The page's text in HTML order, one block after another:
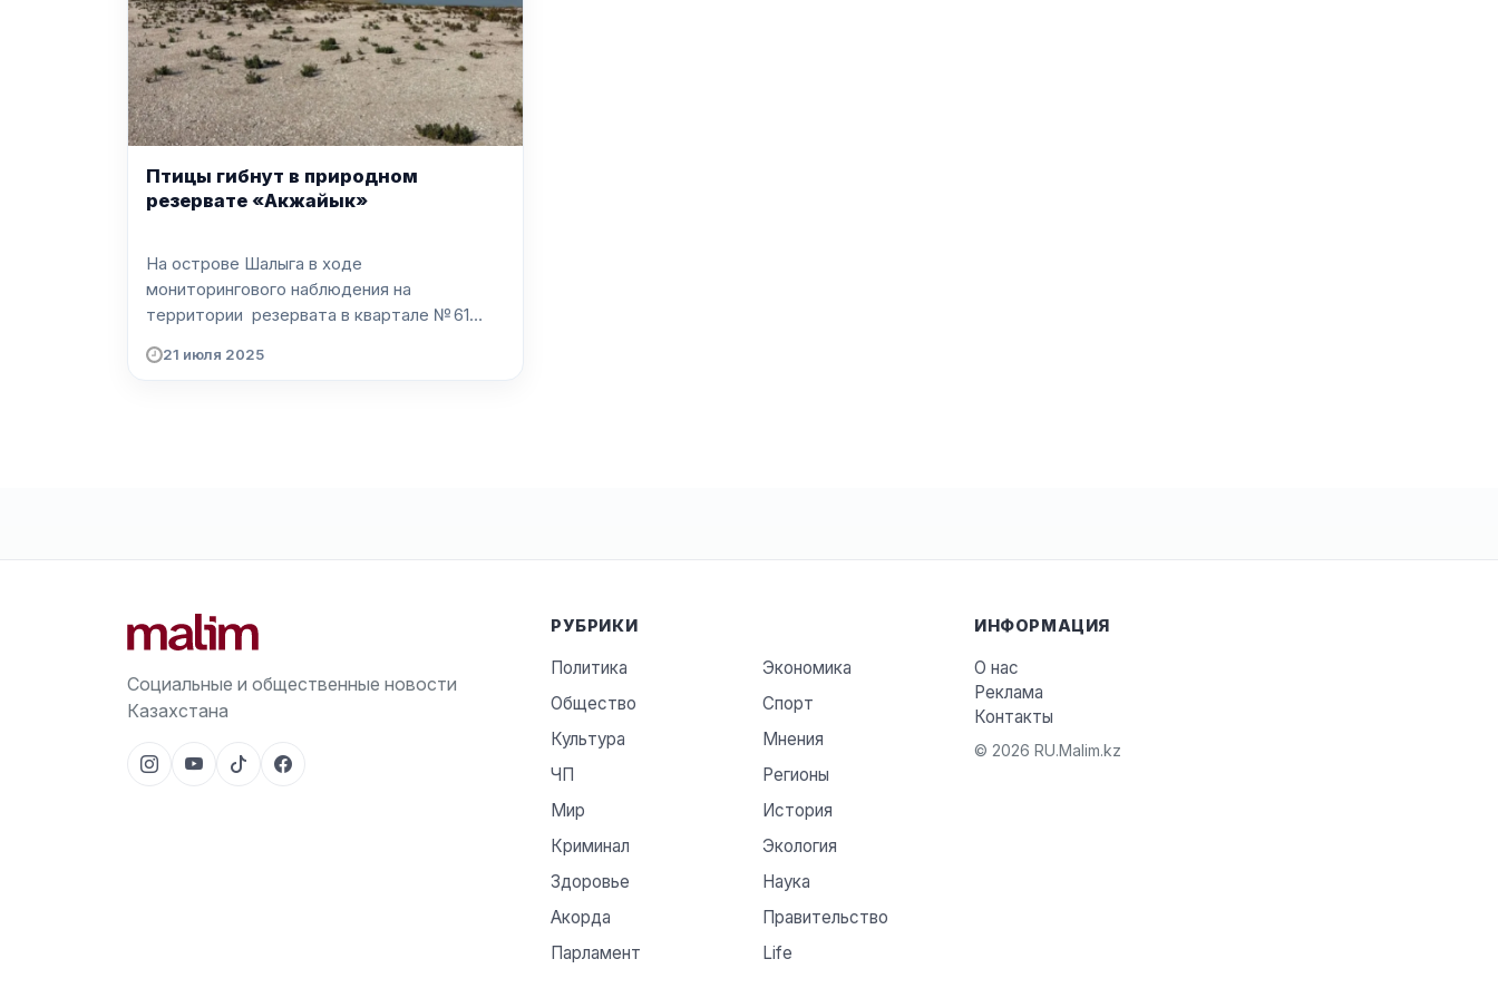
Птицы гибнут в природном
резервате «Акжайык»
На острове Шалыга в ходе
мониторингового наблюдения на
территории резервата в квартале № 61
21 июля 2025
Социальные и общественные новости
Казахстана
РУБРИКИ
Политика
Экономика
Общество
Спорт
Культура
Мнения
ЧП
Регионы
Мир
История
Криминал
Экология
Здоровье
Наука
Акорда
Правительство
Парламент
Life
ИНФОРМАЦИЯ
О нас
Реклама
Контакты
© 2026 RU.Malim.kz